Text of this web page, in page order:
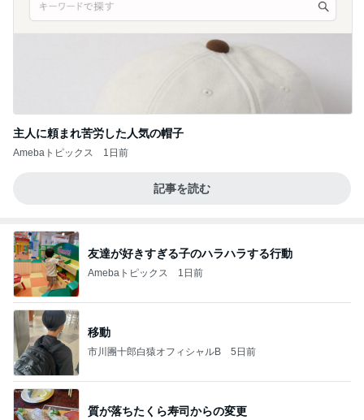
主人に頼まれ苦労した人気の帽子
Amebaトピックス 1日前
記事を読む
友達が好きすぎる子のハラハラする行動
Amebaトピックス 1日前
移動
市川團十郎白猿オフィシャルB 5日前
質が落ちたくら寿司からの変更